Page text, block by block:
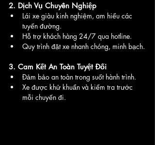
2. Dịch Vụ Chuyên Nghiệp
Lái xe giàu kinh nghiệm, am hiểu các
tuyến đường.
Hỗ trợ khách hàng 24/7 qua hotline.
Quy trình đặt xe nhanh chóng, minh bạch.
3. Cam Kết An Toàn Tuyệt Đối
Đảm bảo an toàn trong suốt hành trình.
Xe được khử khuẩn và kiểm tra trước
mỗi chuyến đi.